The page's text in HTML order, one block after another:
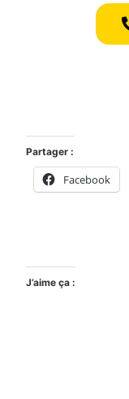
Partager :
Facebook
J’aime ça :